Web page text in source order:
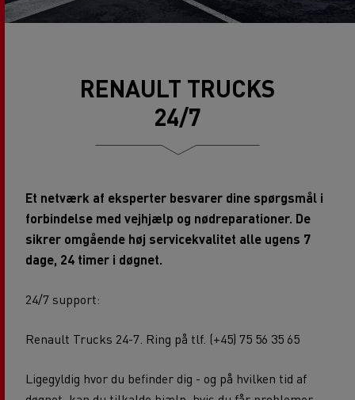
RENAULT TRUCKS
24/7
Et netværk af eksperter besvarer dine spørgsmål i
forbindelse med vejhjælp og nødreparationer. De
sikrer omgående høj servicekvalitet alle ugens 7
dage, 24 timer i døgnet.
24/7 support:
Renault Trucks 24-7. Ring på tlf. (+45) 75 56 35 65
Ligegyldig hvor du befinder dig - og på hvilken tid af